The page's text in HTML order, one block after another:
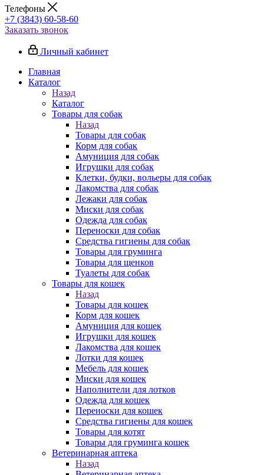
Телефоны
+7 (3843) 60-58-60
Заказать звонок
Личный кабинет
Главная
Каталог
Назад
Каталог
Товары для собак
Назад
Товары для собак
Корм для собак
Амуниция для собак
Игрушки для собак
Клетки, будки, вольеры для собак
Лакомства для собак
Лежаки для собак
Миски для собак
Одежда для собак
Переноски для собак
Средства гигиены для собак
Товары для груминга
Товары для щенков
Туалеты для собак
Товары для кошек
Назад
Товары для кошек
Корм для кошек
Амуниция для кошек
Игрушки для кошек
Лакомства для кошек
Лотки для кошек
Мебель для кошек
Миски для кошек
Наполнители для лотков
Одежда для кошек
Переноски для кошек
Средства гигиены для кошек
Товары для котят
Товары для груминга кошек
Ветеринарная аптека
Назад